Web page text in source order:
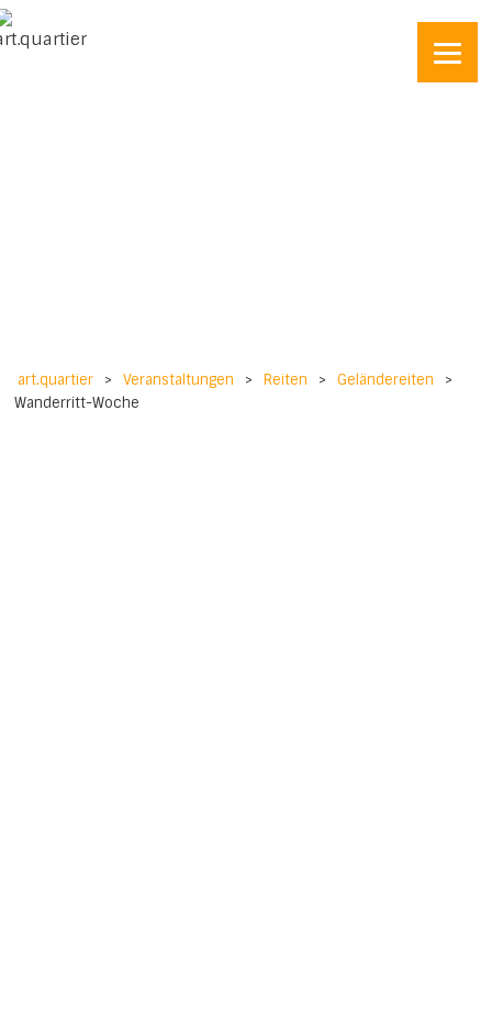
art.quartier > Veranstaltungen > Reiten > Geländereiten
>
Wanderritt-Woche